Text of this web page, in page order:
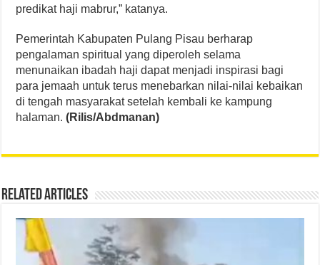
predikat haji mabrur,” katanya.
Pemerintah Kabupaten Pulang Pisau berharap
pengalaman spiritual yang diperoleh selama
menunaikan ibadah haji dapat menjadi inspirasi bagi
para jemaah untuk terus menebarkan nilai-nilai kebaikan
di tengah masyarakat setelah kembali ke kampung
halaman.(Rilis/Abdmanan)
Related Articles